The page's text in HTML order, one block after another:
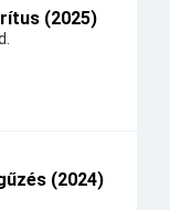
(2025)
(2024)